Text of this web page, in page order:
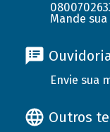
Mande
Envie sua
Outros